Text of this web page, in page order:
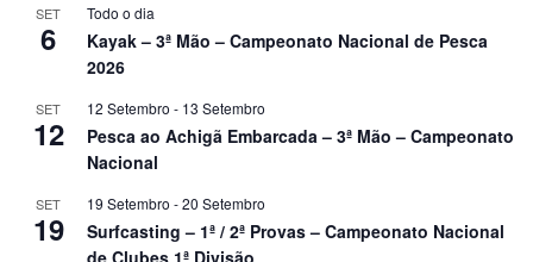
SET
6
Todo o dia
Kayak – 3ª Mão – Campeonato Nacional de Pesca
2026
SET
12
12 Setembro - 13 Setembro
Pesca ao Achigã Embarcada – 3ª Mão – Campeonato
Nacional
SET
19
19 Setembro -20 Setembro
Surfcasting – 1ª / 2ª Provas – Campeonato Nacional